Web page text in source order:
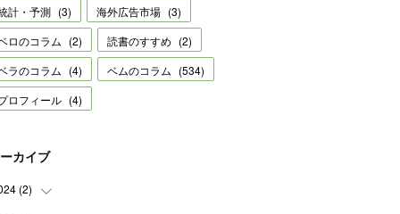
計・予測 (3) 海外広告市場 (3)
ロのコラム (2) 読書のすすめ (2)
ラのコラム (4) ベムのコラム (534)
ロフィール (4)
カイブ
(2)